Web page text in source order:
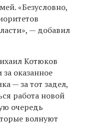
«Безусловно,
— добавил
Котюков
оказанное
— за тот задел,
работа новой
очередь
волнуют